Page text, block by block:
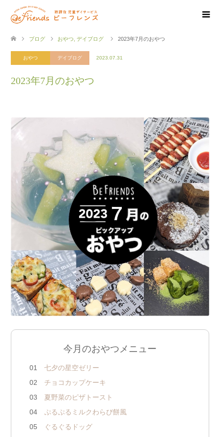
ブログ おやつ デイブログ 2023年7月のおやつ
おやつ デイブログ 2023.07.31
2023年7月のおやつ
今月のおやつメニュー
01
七夕の星空ゼリー
02 チョコカップケーキ
03 夏野菜のピザトースト
04 ぷるぷるミルクわらび餅風
05 ぐるぐるドッグ